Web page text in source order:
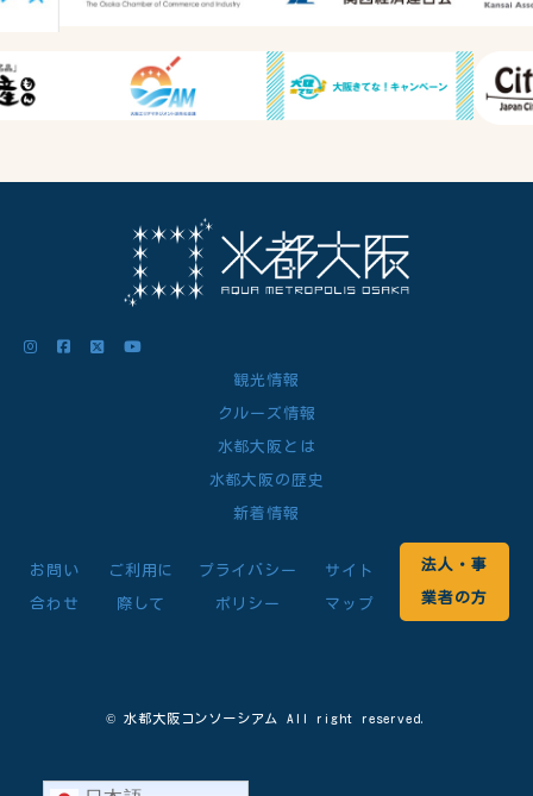
観光情報
クルーズ情報
水都大阪とは
水都大阪の歴史
新着情報
お問い
合わせ
ご利用に
際して
プライバシー
ポリシー
サイト
マップ
法人・事
業者の方
© 水都大阪コンソーシアム All right reserved.